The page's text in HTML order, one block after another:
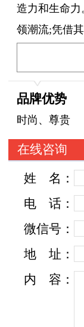
造力和生命力
领潮流;凭借
“佰诗奴”品
人。几年后，
着、佩带，
绪的灵感应
风格主题，
缔造品位生
1929年，在
品牌优势
时尚、尊贵
在线咨询
姓
名：
电
话：
微信号：
地
址：
内
容：